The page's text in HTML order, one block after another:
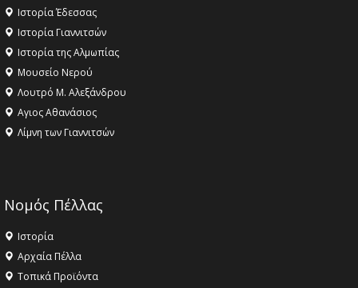
Ιστορία Έδεσσας
Ιστορία Γιαννιτσών
Ιστορία της Αλμωπίας
Μουσείο Νερού
Λουτρό Μ. Αλεξάνδρου
Αγιος Αθανάσιος
Λίμνη των Γιαννιτσών
Νομός Πέλλας
Ιστορία
Αρχαία Πέλλα
Τοπικά Προϊόντα